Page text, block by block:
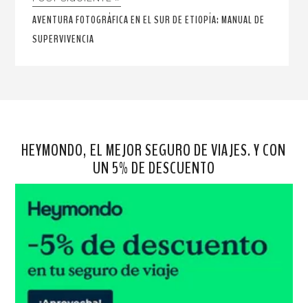
AVENTURA FOTOGRÁFICA EN EL SUR DE ETIOPÍA: MANUAL DE
SUPERVIVENCIA
HEYMONDO, EL MEJOR SEGURO DE VIAJES. Y CON
UN 5% DE DESCUENTO